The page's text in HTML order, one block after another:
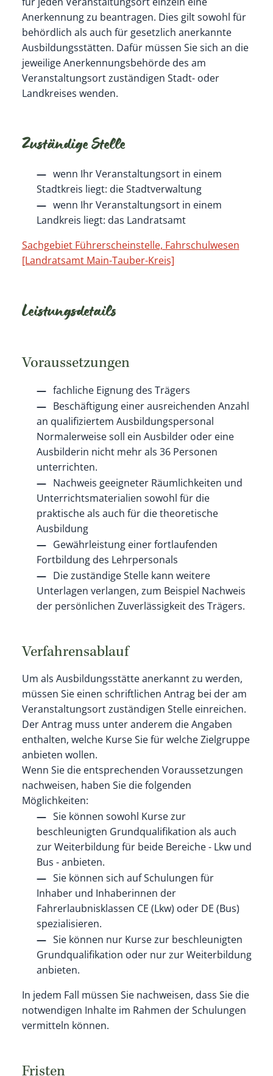
Anerkennung zu beantragen. Dies gilt sowohl für
behördlich als auch für gesetzlich anerkannte
Ausbildungsstätten. Dafür müssen Sie sich an die
jeweilige Anerkennungsbehörde des am
Veranstaltungsort zuständigen Stadt- oder
Landkreises wenden.
Zuständige Stelle
wenn Ihr Veranstaltungsort in einem
Stadtkreis liegt: die Stadtverwaltung
wenn Ihr Veranstaltungsort in einem
Landkreis liegt: das Landratsamt
Sachgebiet Führerscheinstelle, Fahrschulwesen
[Landratsamt Main-Tauber-Kreis]
Leistungsdetails
Voraussetzungen
fachliche Eignung des Trägers
Beschäftigung einer ausreichenden Anzahl
an qualifiziertem Ausbildungspersonal
Normalerweise soll ein Ausbilder oder eine
Ausbilderin nicht mehr als 36 Personen
unterrichten.
Nachweis geeigneter Räumlichkeiten und
Unterrichtsmaterialien sowohl für die
praktische als auch für die theoretische
Ausbildung
Gewährleistung einer fortlaufenden
Fortbildung des Lehrpersonals
Die zuständige Stelle kann weitere
Unterlagen verlangen, zum Beispiel Nachweis
der persönlichen Zuverlässigkeit des Trägers.
Verfahrensablauf
Um als Ausbildungsstätte anerkannt zu werden,
müssen Sie einen schriftlichen Antrag bei der am
Veranstaltungsort zuständigen Stelle einreichen.
Der Antrag muss unter anderem die Angaben
enthalten, welche Kurse Sie für welche Zielgruppe
anbieten wollen.
Wenn Sie die entsprechenden Voraussetzungen
nachweisen, haben Sie die folgenden
Möglichkeiten:
Sie können sowohl Kurse zur
beschleunigten Grundqualifkation als auch
zur Weiterbildung für beide Bereiche - Lkw und
Bus - anbieten.
Sie können sich auf Schulungen für
Inhaber und Inhaberinnen der
Fahrerlaubnisklassen CE (Lkw) oder DE (Bus)
spezialisieren.
Sie können nur Kurse zur beschleunigten
Grundqualifikation oder nur zur Weiterbildung
anbieten.
In jedem Fall müssen Sie nachweisen, dass Sie die
notwendigen Inhalte im Rahmen der Schulungen
vermitteln können.
Fristen